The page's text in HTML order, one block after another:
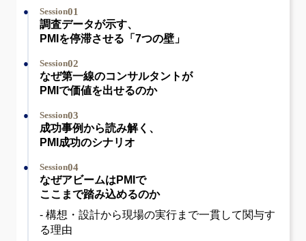
Session01
調査データが示す、
PMIを停滞させる「7つの壁」
Session02
なぜ第一線のコンサルタントが
PMIで価値を出せるのか
Session03
成功事例から読み解く、
PMI成功のシナリオ
Session04
なぜアビームはPMIで
ここまで踏み込めるのか
- 構想・設計から現場の実行まで一貫して関与す
る理由